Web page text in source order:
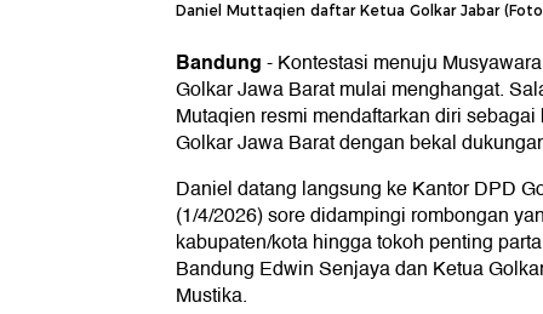
Daniel Muttaqien daftar Ketua Golkar Jabar
Bandung-Kontestasi menuju
Golkar Jawa Barat mulai menghangat.
Mutaqien resmi mendaftarkan diri
Golkar Jawa Barat dengan bekal
Daniel datang langsung ke Kantor DPD
(1/4/2026) sore didampingi rombongan
kabupaten/kota hingga tokoh penting
Bandung Edwin Senjaya dan Ketua
Mustika.